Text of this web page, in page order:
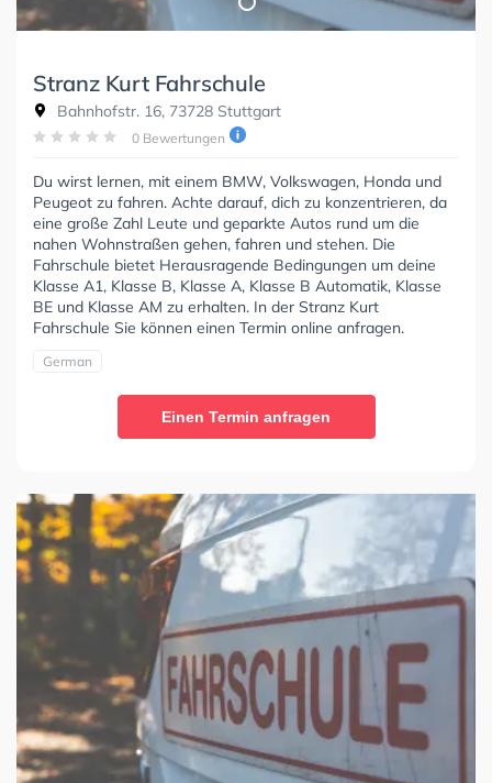
Stranz Kurt Fahrschule
Bahnhofstr. 16, 73728 Stuttgart
0 Bewertungen
Du wirst lernen, mit einem BMW, Volkswagen, Honda und
Peugeot zu fahren. Achte darauf, dich zu konzentrieren, da
eine große Zahl Leute und geparkte Autos rund um die
nahen Wohnstraßen gehen, fahren und stehen. Die
Fahrschule bietet Herausragende Bedingungen um deine
Klasse A1, Klasse B, Klasse A, Klasse B Automatik, Klasse
BE und Klasse AM zu erhalten. In der Stranz Kurt
Fahrschule Sie können einen Termin online anfragen.
German
Einen Termin anfragen